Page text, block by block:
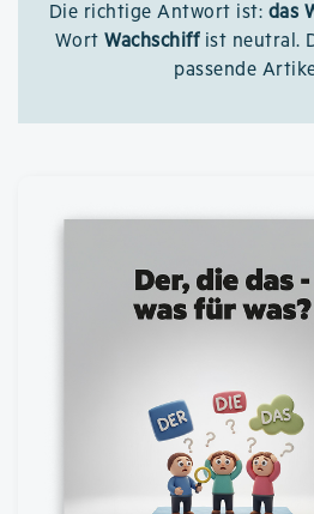
Die richtige Antwort ist: das
WortWachschiffist neutral.
passende